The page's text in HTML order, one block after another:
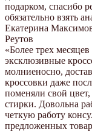
подарком, спасибо
обязательно взять
Екатерина
Реутов
«Более трех
эксклюзивные
молниеносно,
кроссовки даже
поменяли свой
стирки. Довольна
четкую работу
предложенных